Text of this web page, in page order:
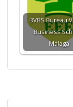
BVBS Bureau
Business
Málaga